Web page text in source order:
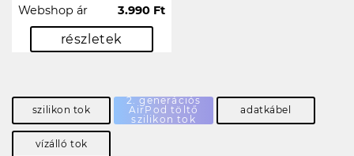
Webshop ár 3.990 Ft
részletek
szilikon tok
2. generációs
AirPod töltő
szilikon tok
adatkábel
vízálló tok